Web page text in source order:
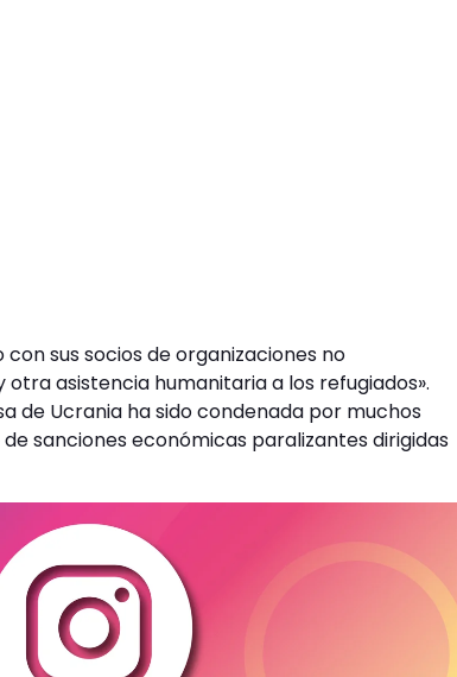
sus socios de organizaciones no
asistencia humanitaria a los refugiados».
de Ucrania ha sido condenada por muchos
sanciones económicas paralizantes dirigidas